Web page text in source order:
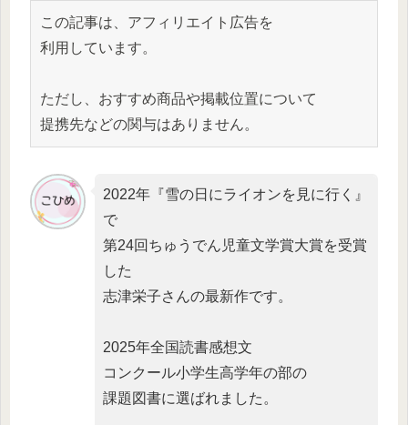
この記事は、アフィリエイト広告を
利用しています。
ただし、おすすめ商品や掲載位置について
提携先などの関与はありません。
2022年『雪の日にライオンを見に行く』
で
第24回ちゅうでん児童文学賞大賞を受賞
した
志津栄子さんの最新作です。
2025年全国読書感想文
コンクール小学生高学年の部の
課題図書に選ばれました。